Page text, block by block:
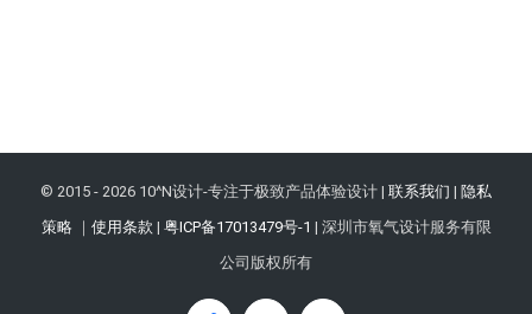
© 2015 - 2026 10^N设计-专注于极致产品体验设计 | 联系我们 | 隐私
策略 ｜ 使用条款 | 粤ICP备17013479号-1 | 深圳市氧气设计服务有限
公司版权所有